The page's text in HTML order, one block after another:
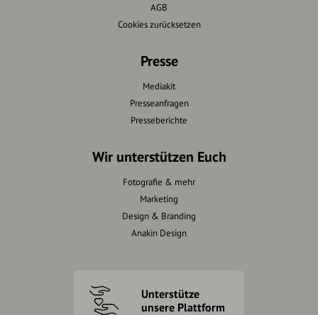
AGB
Cookies zurücksetzen
Presse
Mediakit
Presseanfragen
Presseberichte
Wir unterstützen Euch
Fotografie & mehr
Marketing
Design & Branding
Anakin Design
Unterstütze
unsere Plattform